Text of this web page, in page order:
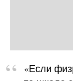
«Если